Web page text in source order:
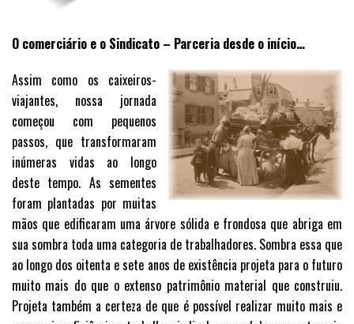
O comerciário e o Sindicato – Parceria desde o início…
Assim como os caixeiros-
viajantes, nossa jornada
começou com pequenos
passos, que transformaram
inúmeras vidas ao longo
deste tempo. As sementes
foram plantadas por muitas
mãos que edificaram uma árvore sólida e frondosa que abriga em
sua sombra toda uma categoria de trabalhadores. Sombra essa que
ao longo dos oitenta e sete anos de existência projeta para o futuro
muito mais do que o extenso patrimônio material que construiu.
Projeta também a certeza de que é possível realizar muito mais e